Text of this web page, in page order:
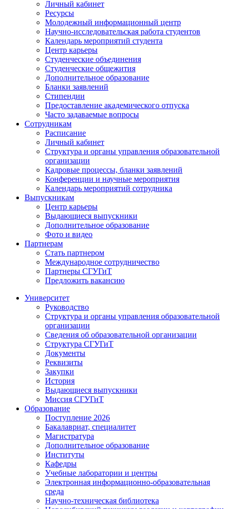
Личный кабинет
Ресурсы
Молодежный информационный центр
Научно-исследовательская работа студентов
Календарь мероприятий студента
Центр карьеры
Студенческие объединения
Студенческие общежития
Дополнительное образование
Бланки заявлений
Стипендии
Предоставление академического отпуска
Часто задаваемые вопросы
Сотрудникам
Расписание
Личный кабинет
Структура и органы управления образовательной
организации
Кадровые процессы, бланки заявлений
Конференции и научные мероприятия
Календарь мероприятий сотрудника
Выпускникам
Центр карьеры
Выдающиеся выпускники
Дополнительное образование
Фото и видео
Партнерам
Стать партнером
Международное сотрудничество
Партнеры СГУГиТ
Предложить вакансию
Университет
Руководство
Структура и органы управления образовательной
организации
Сведения об образовательной организации
Структура СГУГиТ
Документы
Реквизиты
Закупки
История
Выдающиеся выпускники
Миссия СГУГиТ
Образование
Поступление 2026
Бакалавриат, специалитет
Магистратура
Дополнительное образование
Институты
Кафедры
Учебные лаборатории и центры
Электронная информационно-образовательная
среда
Научно-техническая библиотека